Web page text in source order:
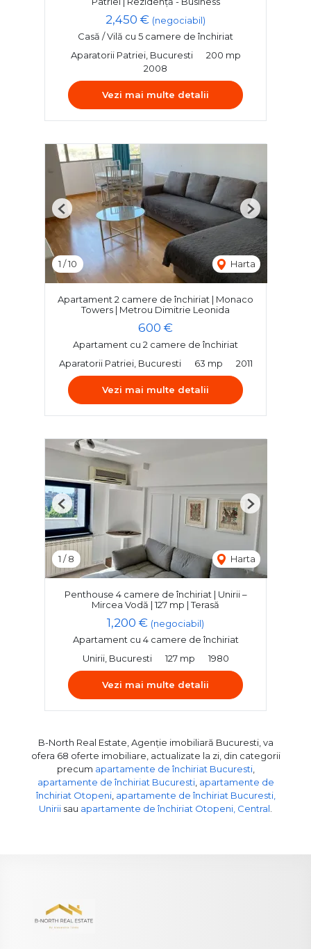
2,450 € (negociabil)
Casă / Vilă cu 5 camere de închiriat
Aparatorii Patriei, Bucuresti
200 mp
2008
Vezi mai multe detalii
1 /10 Harta
Previous Next
Apartament 2 camere de închiriat | Monaco
Towers | Metrou Dimitrie Leonida
600 €
Apartament cu 2 camere de închiriat
Aparatorii Patriei, Bucuresti
63 mp 2011
Vezi mai multe detalii
1 /8 Harta
Previous Next
Penthouse 4 camere de închiriat | Unirii –
Mircea Vodă | 127 mp | Terasă
1,200 € (negociabil)
Apartament cu 4 camere de închiriat
Unirii, Bucuresti
127 mp 1980
Vezi mai multe detalii
B-North Real Estate, Agenție imobiliară Bucuresti, va
ofera 68 oferte imobiliare, actualizate la zi, din categorii
precum apartamente de închiriat Bucuresti,
apartamente de închiriat Bucuresti, apartamente de
închiriat Otopeni, apartamente de închiriat Bucuresti,
Unirii sau apartamente de închiriat Otopeni, Central